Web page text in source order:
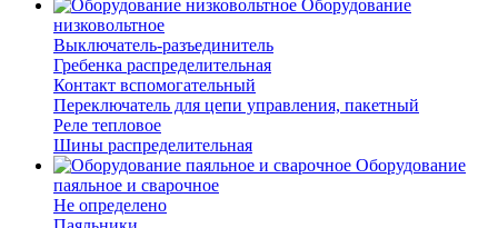
Оборудование
низковольтное
Выключатель-разъединитель
Гребенка распределительная
Контакт вспомогательный
Переключатель для цепи управления, пакетный
Реле тепловое
Шины распределительная
Оборудование
паяльное и сварочное
Не определено